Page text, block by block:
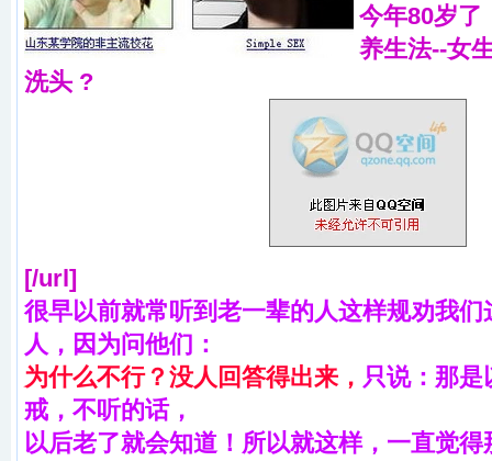
今年80岁
养生法--女
洗头 ?
[/url]
很早以前就常听到老一辈的人这样规劝我
人，因为问他们：
为什么不行？没人回答得出来， 只说：那
戒，不听的话，
以后老了就会知道！所以就这样，一直觉